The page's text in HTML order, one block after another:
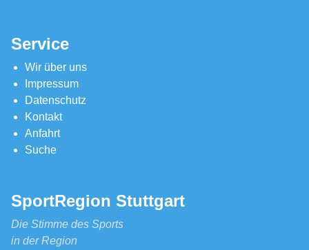
Service
Wir über uns
Impressum
Datenschutz
Kontakt
Anfahrt
Suche
SportRegion Stuttgart
Die Stimme des Sports
in der Region